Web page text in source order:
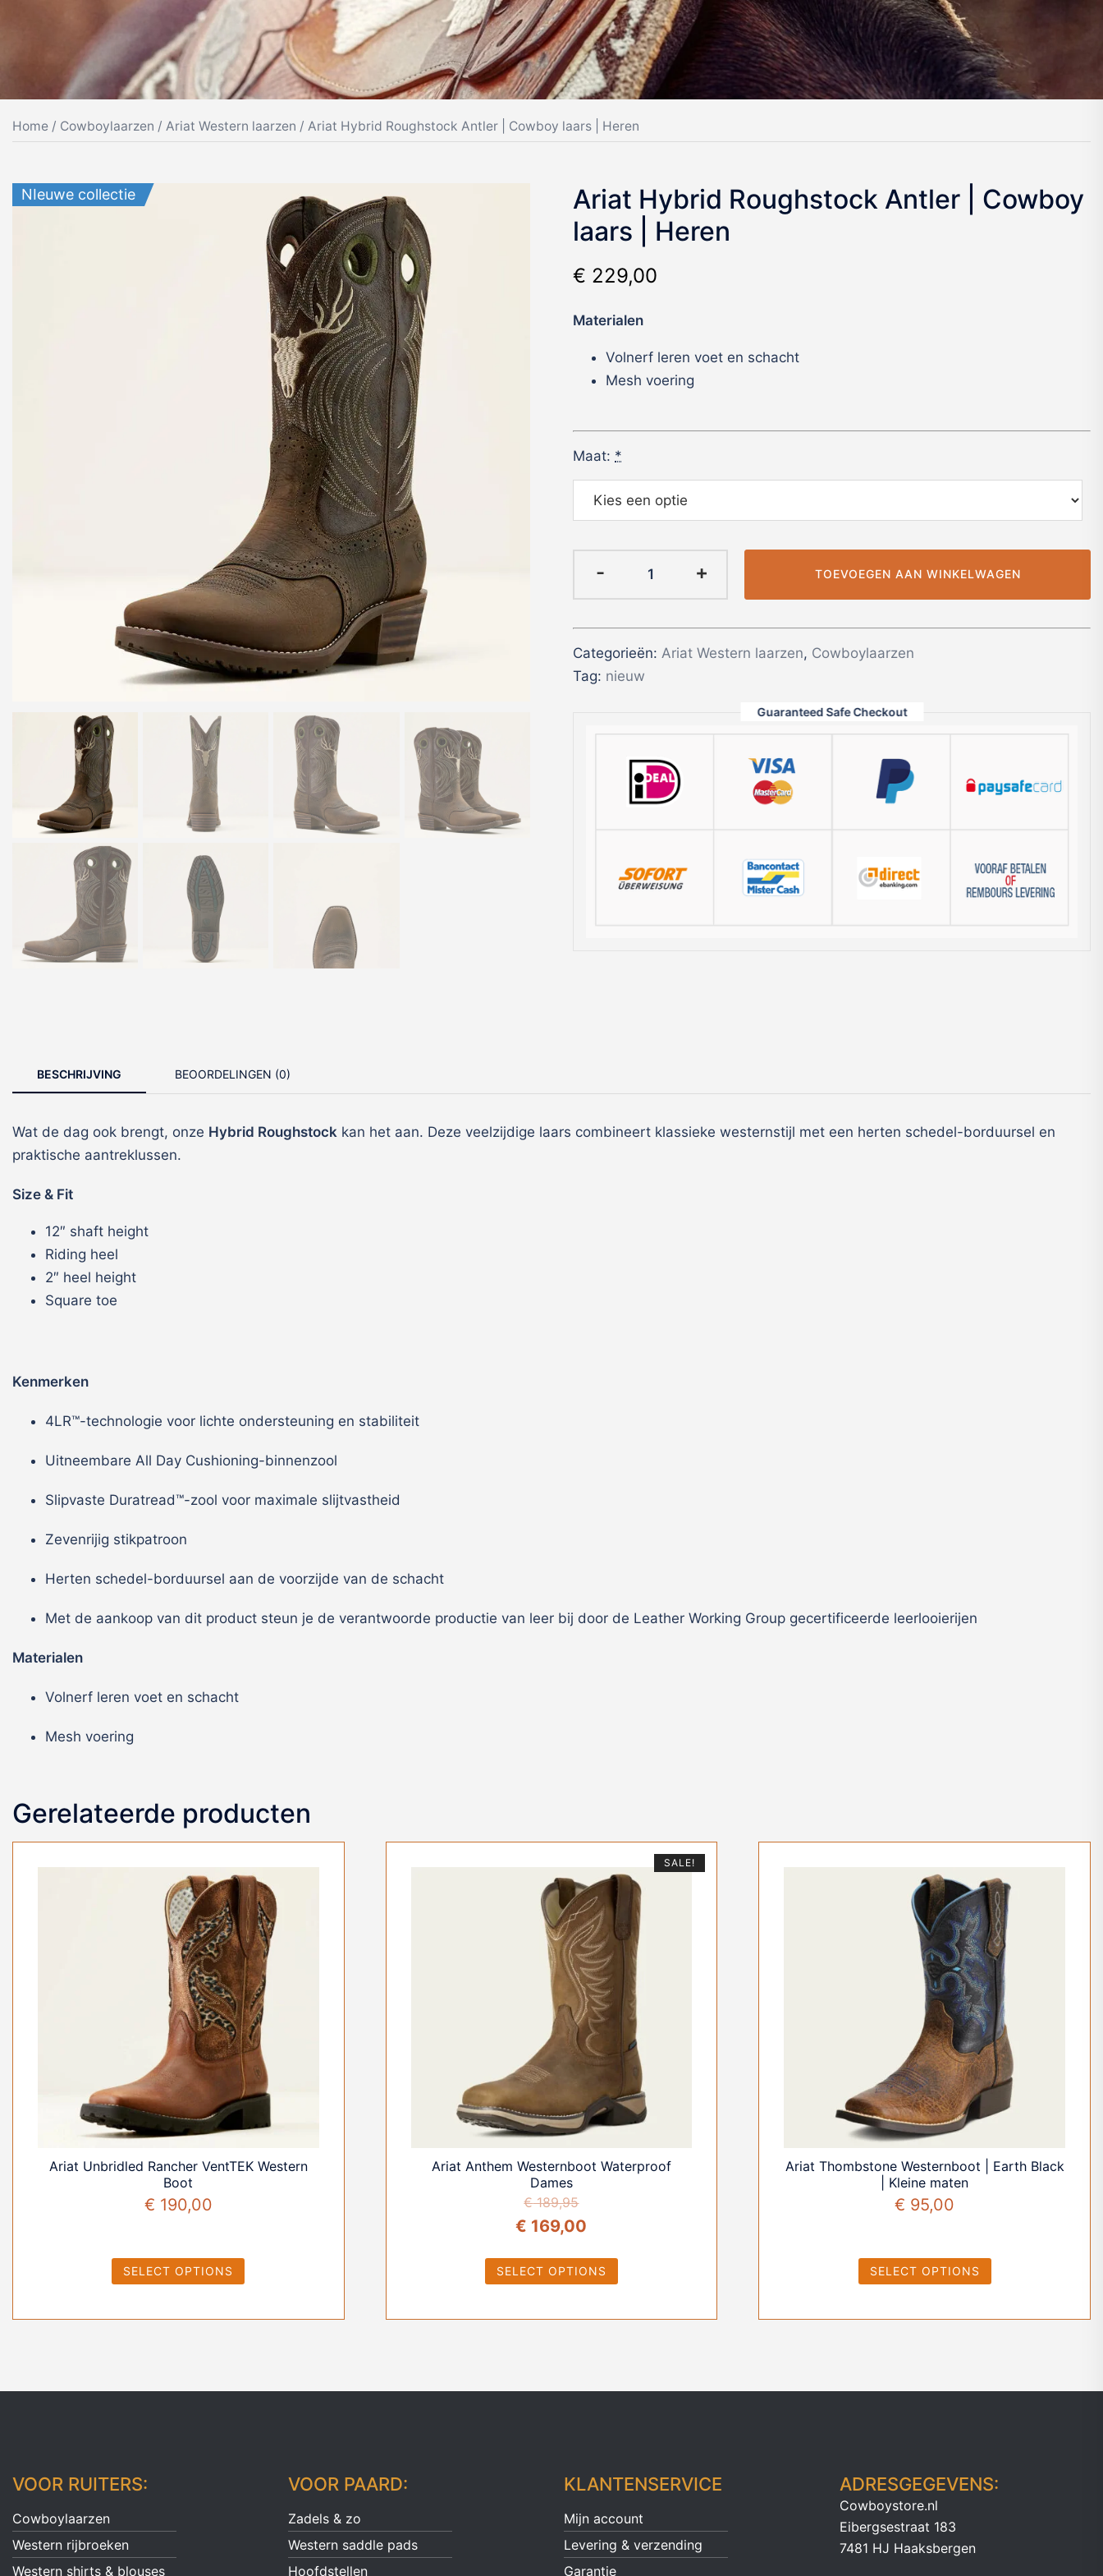
Home / Cowboylaarzen / Ariat Western laarzen / Ariat Hybrid Roughstock Antler | Cowboy laars | Heren
NIeuwe collectie
Ariat Hybrid Roughstock Antler | Cowboy
laars | Heren
€ 229,00
Materialen
Volnerf leren voet en schacht
Mesh voering
Maat: *
-
Hybrid
Antler
|
aantal
+ TOEVOEGEN AAN WINKELWAGEN
Categorieën: Ariat Western laarzen, Cowboylaarzen
Tag: nieuw
Guaranteed Safe Checkout
BESCHRIJVING BEOORDELINGEN (0)
Wat de dag ook brengt, onze Hybrid Roughstock kan het aan. Deze veelzijdige laars combineert klassieke westernstijl met een herten schedel-borduursel en
praktische aantreklussen.
Size & Fit
12″ shaft height
Riding heel
2″ heel height
Square toe
Kenmerken
4LR™-technologie voor lichte ondersteuning en stabiliteit
Uitneembare All Day Cushioning-binnenzool
Slipvaste Duratread™-zool voor maximale slijtvastheid
Zevenrijig stikpatroon
Herten schedel-borduursel aan de voorzijde van de schacht
Met de aankoop van dit product steun je de verantwoorde productie van leer bij door de Leather Working Group gecertificeerde leerlooierijen
Materialen
Volnerf leren voet en schacht
Mesh voering
Gerelateerde producten
Ariat Unbridled Rancher VentTEK Western
Boot
€ 190,00
SELECT OPTIONS
SALE!
Ariat Anthem Westernboot Waterproof
Dames
€189,95
Oorspronkelijke
was:
€ 169,00
is:
SELECT OPTIONS
Ariat Thombstone Westernboot | Earth Black
| Kleine maten
€ 95,00
SELECT OPTIONS
VOOR RUITERS:
Cowboylaarzen
Western rijbroeken
Western shirts & blouses
VOOR PAARD:
Zadels & zo
Western saddle pads
Hoofdstellen
KLANTENSERVICE
Mijn account
Levering & verzending
Garantie
ADRESGEGEVENS:
Cowboystore.nl
Eibergsestraat 183
7481 HJ Haaksbergen